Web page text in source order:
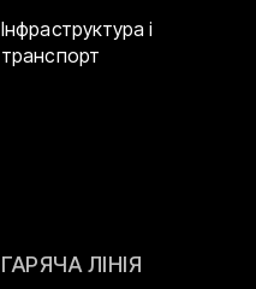
Інфраструктура і
транспорт
ГАРЯЧА ЛІНІЯ